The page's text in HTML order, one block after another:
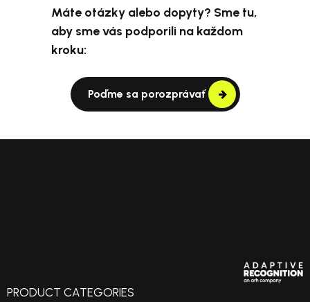
Máte otázky alebo dopyty? Sme tu,
aby sme vás podporili na každom
kroku:
Poďme sa porozprávať
PRODUCT CATEGORIES